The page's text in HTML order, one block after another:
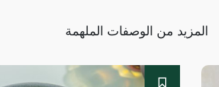
المزيد من الوصفات الملهمة